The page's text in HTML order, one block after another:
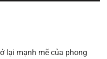
lại mạnh mẽ của phong